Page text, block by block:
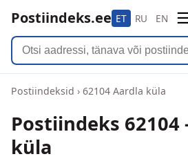
Postiindeks.ee ET RU EN ☰
Postiindeksid › 62104 Aardla küla
Postiindeks 62104
küla